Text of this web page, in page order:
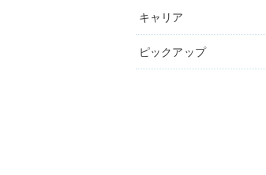
キャリア
ピックアップ